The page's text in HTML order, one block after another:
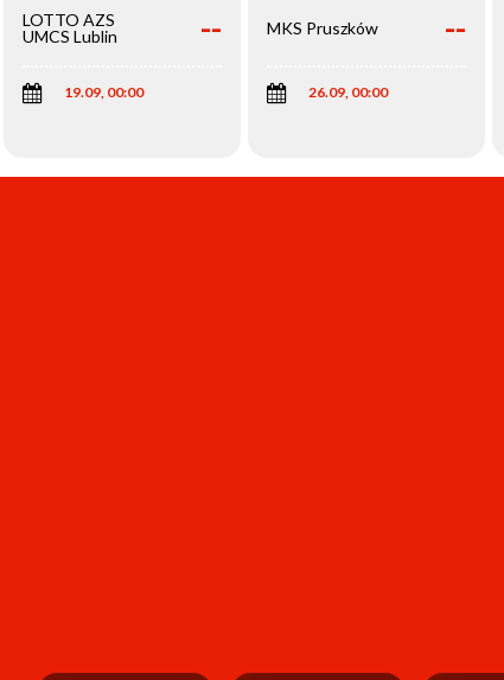
LOTTO AZS
UMCS Lublin
--
19.09, 00:00
MKS Pruszków --
26.09, 00:00